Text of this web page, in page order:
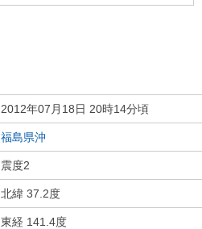
2012年07月18日 20時14分頃
福島県沖
震度2
北緯 37.2度
東経 141.4度